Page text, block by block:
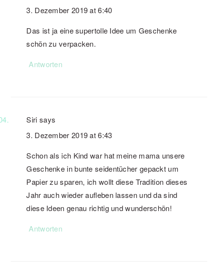
3. Dezember 2019 at 6:40
Das ist ja eine supertolle Idee um Geschenke
schön zu verpacken.
Antworten
Siri says
3. Dezember 2019 at 6:43
Schon als ich Kind war hat meine mama unsere
Geschenke in bunte seidentücher gepackt um
Papier zu sparen, ich wollt diese Tradition dieses
Jahr auch wieder aufleben lassen und da sind
diese Ideen genau richtig und wunderschön!
Antworten